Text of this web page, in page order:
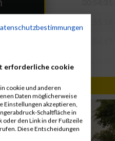
erforderliche cookie
cookie und anderen
Daten möglicherweise
Einstellungen akzeptieren,
Schaltfläche in
oder den Link in der Fußzeile
Diese Entscheidungen